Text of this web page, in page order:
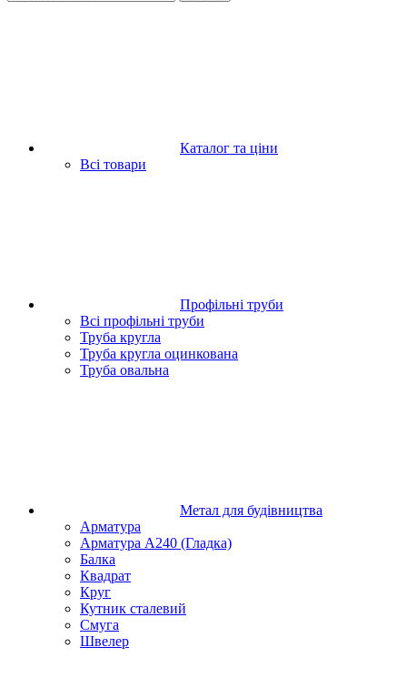
Каталог та ціни
Всі товари
Профільні труби
Всі профільні труби
Труба кругла
Труба кругла оцинкована
Труба овальна
Метал для будівництва
Арматура
Арматура А240 (Гладка)
Балка
Квадрат
Круг
Кутник сталевий
Смуга
Швелер